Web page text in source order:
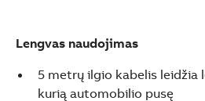
Lengvas naudojimas
5 metrų ilgio kabelis leidžia
kurią automobilio pusę